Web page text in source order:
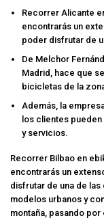
Recorrer Alicante
encontrarás un
poder disfrutar de
De Melchor
Madrid, hace que
bicicletas de la
Además, la
los clientes
y servicios.
Recorrer Bilbao en
encontrarás un
disfrutar de una de las
modelos urbanos y
montaña, pasando